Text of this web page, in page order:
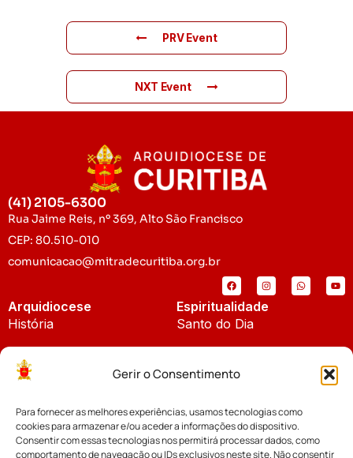
Gerir o Consentimento
Para fornecer as melhores experiências, usamos tecnologias como
cookies para armazenar e/ou aceder a informações do dispositivo.
Consentir com essas tecnologias nos permitirá processar dados, como
comportamento de navegação ou IDs exclusivos neste site. Não consentir
PRV Event
NXT Event
(41) 2105-6300
Rua Jaime Reis, nº 369, Alto São Francisco
CEP: 80.510-010
comunicacao@mitradecuritiba.org.br
Arquidiocese
História
Padroeira
Espiritualidade
Santo do Dia
Notícias
Notícias da Arquidiocese
Cúria Diocesana
Fundo Diocesano